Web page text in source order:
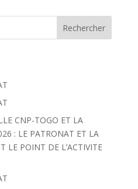
Rechercher
CNP-TOGO ET LA
: LE PATRONAT ET LA
LE POINT DE L’ACTIVITE